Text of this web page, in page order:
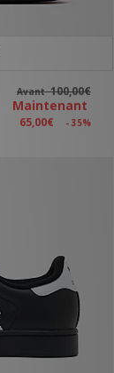
Avant100,00€
Maintenant
65,00€ - 35%